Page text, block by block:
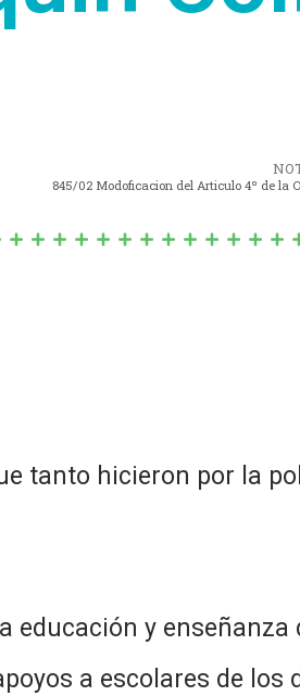
845/02 Modoficacion del Articulo 4º de la
tanto hicieron por la
educación y enseñanza
a escolares de los